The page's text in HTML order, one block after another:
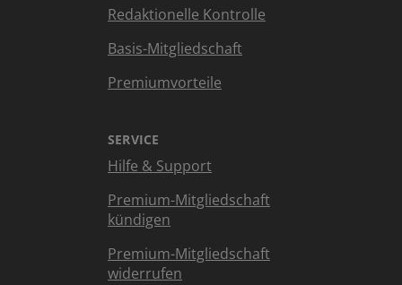
Redaktionelle Kontrolle
Basis-Mitgliedschaft
Premiumvorteile
SERVICE
Hilfe & Support
Premium-Mitgliedschaft
kündigen
Premium-Mitgliedschaft
widerrufen